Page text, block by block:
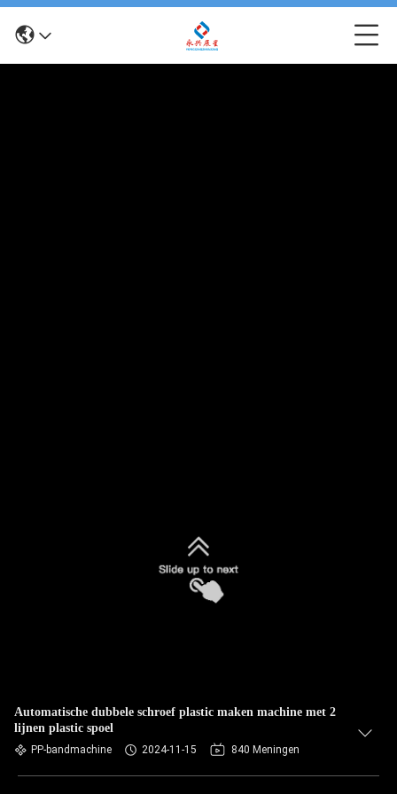
Automatische dubbele schroef plastic maken machine met 2
lijnen plastic spoel
PP-bandmachine 2024-11-15 840 Meningen